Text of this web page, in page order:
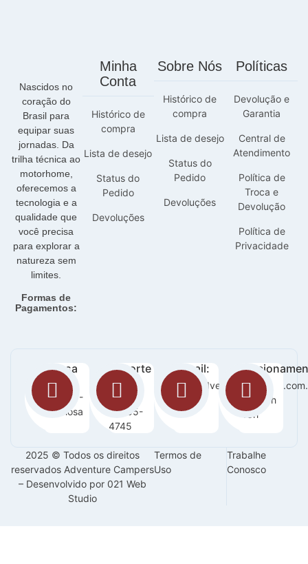
Nascidos no
coração do
Brasil para
equipar suas
jornadas. Da
trilha técnica ao
motorhome,
oferecemos a
tecnologia e a
qualidade que
você precisa
para explorar a
natureza sem
limites.
Formas de
Pagamentos:
Minha
Conta
Histórico de
compra
Lista de desejo
Status do
Pedido
Devoluções
Sobre Nós
Histórico de
compra
Lista de desejo
Status do
Pedido
Devoluções
Políticas
Devolução e
Garantia
Central de
Atendimento
Política de
Troca e
Devolução
Política de
Privacidade
Nossa
loja:
Orla 14 -
Graciosa
Suporte
:
63
99255-
4745
E-mail:
Seg -
Sab / 8h
-18h
2025 © Todos os direitos
reservados Adventure Campers
– Desenvolvido por 021 Web
Studio
Termos de
Uso
Trabalhe
Conosco